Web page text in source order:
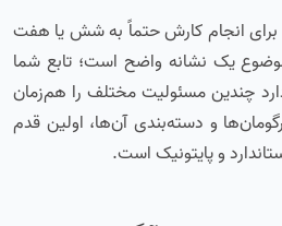
برای انجام کارش حتماً به شش یا هفت
موضوع یک نشانه واضح است؛ تابع شما
چندین مسئولیت مختلف را هم‌زمان
و دسته‌بندی آن‌ها، اولین قدم
و پایتونیک است.